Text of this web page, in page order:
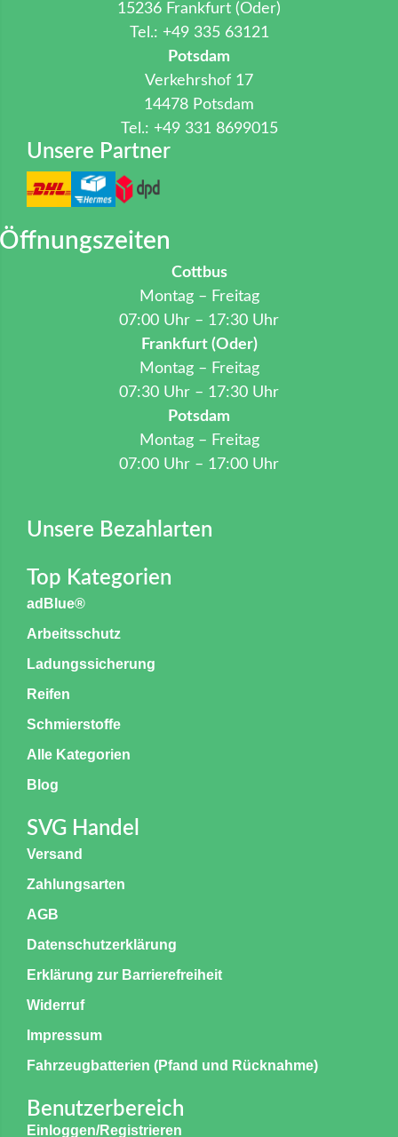
15236 Frankfurt (Oder)
Tel.: +49 335 63121
Potsdam
Verkehrshof 17
14478 Potsdam
Tel.: +49 331 8699015
Unsere Partner
Öffnungszeiten
Cottbus
Montag – Freitag
07:00 Uhr – 17:30 Uhr
Frankfurt (Oder)
Montag – Freitag
07:30 Uhr – 17:30 Uhr
Potsdam
Montag – Freitag
07:00 Uhr – 17:00 Uhr
Unsere Bezahlarten
Top Kategorien
adBlue®
Arbeitsschutz
Ladungssicherung
Reifen
Schmierstoffe
Alle Kategorien
Blog
SVG Handel
Versand
Zahlungsarten
AGB
Datenschutzerklärung
Erklärung zur Barrierefreiheit
Widerruf
Impressum
Fahrzeugbatterien (Pfand und Rücknahme)
Benutzerbereich
Einloggen/Registrieren